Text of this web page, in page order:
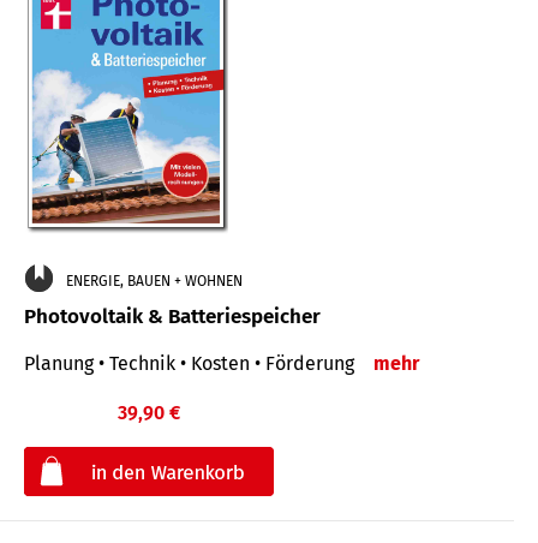
ENERGIE, BAUEN + WOHNEN
Photovoltaik & Batteriespeicher
Planung • Technik • Kosten • Förderung mehr
39,90 €